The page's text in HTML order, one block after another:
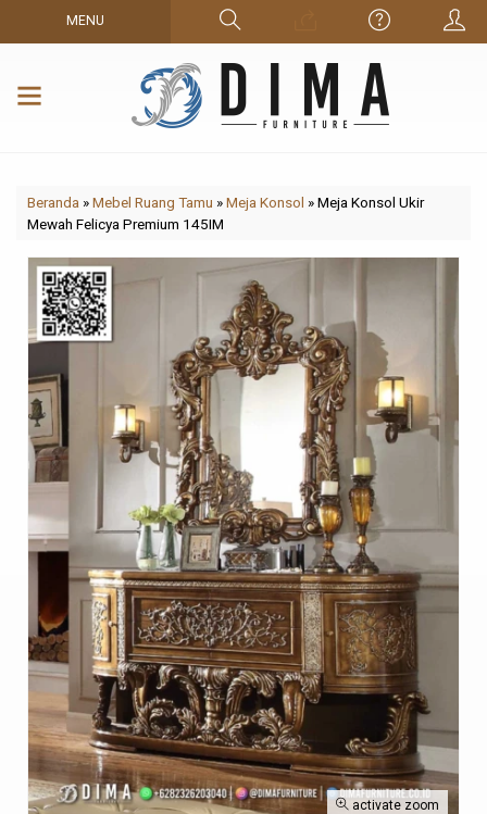
MENU
Beranda »Mebel Ruang Tamu »Meja Konsol »Meja Konsol Ukir
Mewah Felicya Premium 145IM
activate zoom